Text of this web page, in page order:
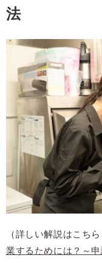
法
（詳しい解説はこち
業するためには？～